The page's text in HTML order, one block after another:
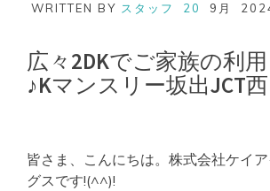
WRITTEN BY スタッフ 20 9月
広々2DKでご家族の利
♪Kマンスリー坂出JCT西
皆さま、こんにちは。株式会社ケイ
グスです!(^^)!